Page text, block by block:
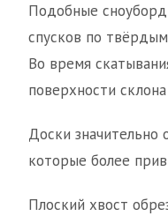
Подобные
спусков по
Во время
поверхности
Доски значительно
которые более
Плоский хвост